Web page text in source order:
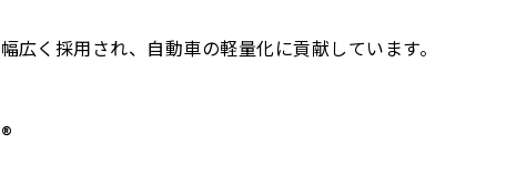
く採用され、自動車の軽量化に貢献しています。